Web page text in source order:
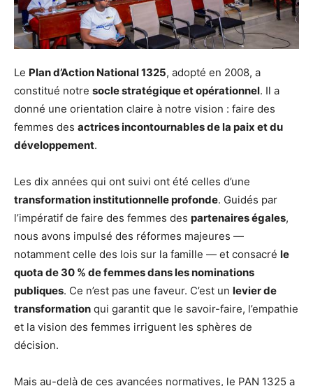
Le Plan d’Action National 1325, adopté en 2008, a
constitué notre socle stratégique et opérationnel. Il a
donné une orientation claire à notre vision : faire des
femmes des actrices incontournables de la paix et du
développement.
Les dix années qui ont suivi ont été celles d’une
transformation institutionnelle profonde. Guidés par
l’impératif de faire des femmes des partenaires égales,
nous avons impulsé des réformes majeures —
notamment celle des lois sur la famille — et consacré le
quota de 30 % de femmes dans les nominations
publiques. Ce n’est pas une faveur. C’est un levier de
transformation qui garantit que le savoir-faire, l’empathie
et la vision des femmes irriguent les sphères de
décision.
Mais au-delà de ces avancées normatives, le PAN 1325 a